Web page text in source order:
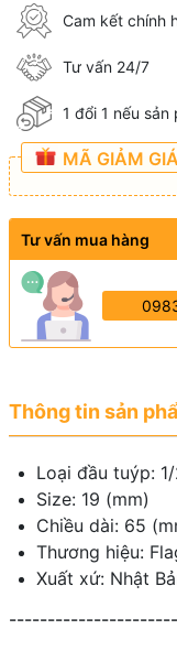
Cam kết chính
Tư vấn 24/7
1 đổi 1 nếu sản
MÃ GIẢM GIÁ
Tư vấn mua hàng
Thông tin sản
Loại đầu tuýp: 1/
Size: 19 (mm)
Chiều dài: 65
Thương hiệu:
Xuất xứ: Nhật